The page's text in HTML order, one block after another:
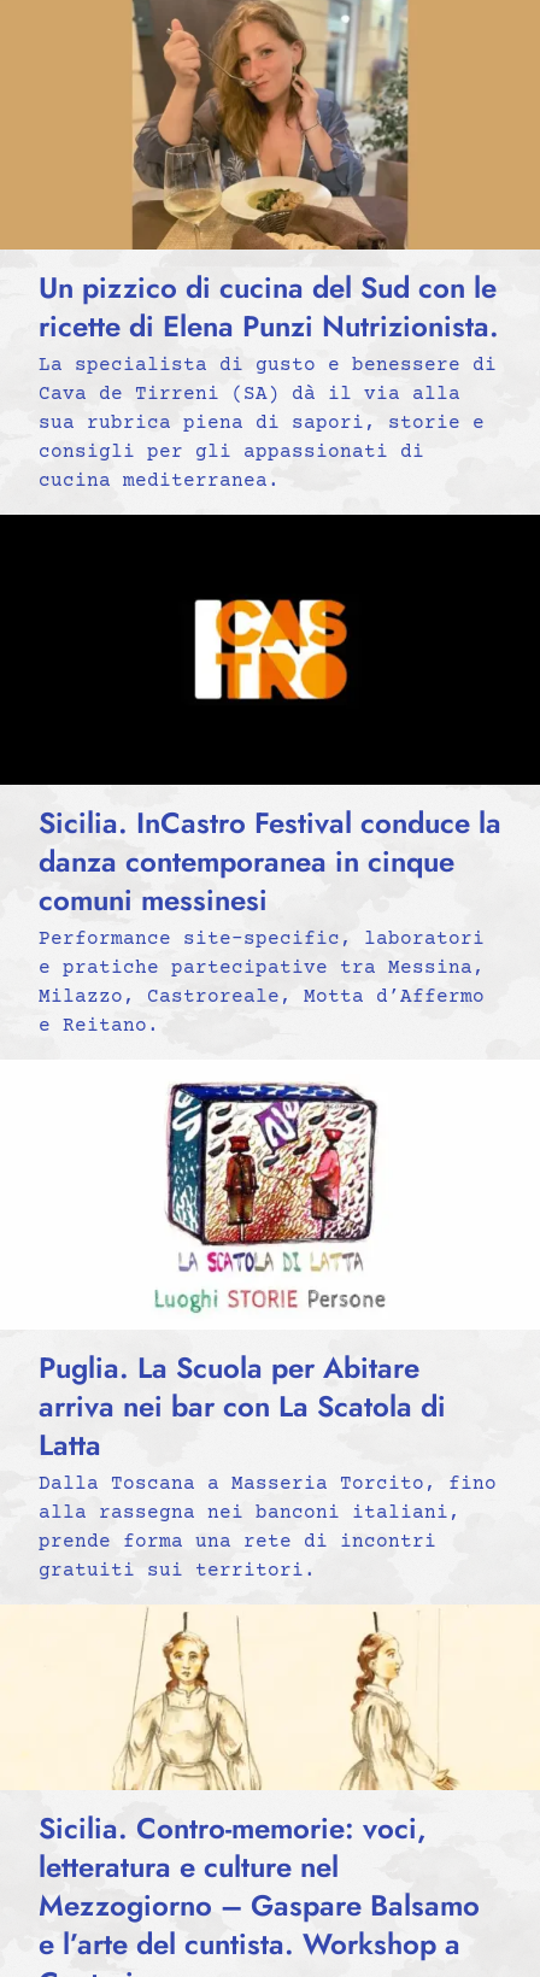
Un pizzico di cucina del Sud con le
ricette di Elena Punzi Nutrizionista.
La specialista di gusto e benessere di
Cava de Tirreni (SA) dà il via alla
sua rubrica piena di sapori, storie e
consigli per gli appassionati di
cucina mediterranea.
Sicilia. InCastro Festival conduce la
danza contemporanea in cinque
comuni messinesi
Performance site-specific, laboratori
e pratiche partecipative tra Messina,
Milazzo, Castroreale, Motta d’Affermo
e Reitano.
Puglia. La Scuola per Abitare
arriva nei bar con La Scatola di
Latta
Dalla Toscana a Masseria Torcito, fino
alla rassegna nei banconi italiani,
prende forma una rete di incontri
gratuiti sui territori.
Sicilia. Contro-memorie: voci,
letteratura e culture nel
Mezzogiorno – Gaspare Balsamo
e l’arte del cuntista. Workshop a